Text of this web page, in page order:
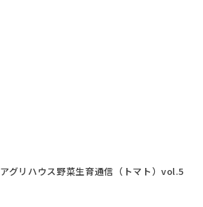
アグリハウス野菜生育通信（トマト）vol.5